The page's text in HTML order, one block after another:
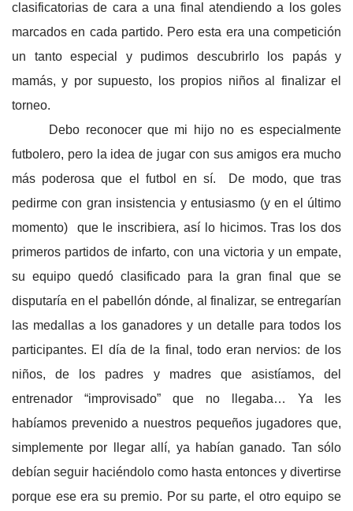
clasificatorias de cara a una final atendiendo a los goles
marcados en cada partido. Pero esta era una competición
un tanto especial y pudimos descubrirlo los papás y
mamás, y por supuesto, los propios niños al finalizar el
torneo.
Debo reconocer que mi hijo no es especialmente
futbolero, pero la idea de jugar con sus amigos era mucho
más poderosa que el futbol en sí. De modo, que tras
pedirme con gran insistencia y entusiasmo (y en el último
momento) que le inscribiera, así lo hicimos. Tras los dos
primeros partidos de infarto, con una victoria y un empate,
su equipo quedó clasificado para la gran final que se
disputaría en el pabellón dónde, al finalizar, se entregarían
las medallas a los ganadores y un detalle para todos los
participantes. El día de la final, todo eran nervios: de los
niños, de los padres y madres que asistíamos, del
entrenador “improvisado” que no llegaba… Ya les
habíamos prevenido a nuestros pequeños jugadores que,
simplemente por llegar allí, ya habían ganado. Tan sólo
debían seguir haciéndolo como hasta entonces y divertirse
porque ese era su premio. Por su parte, el otro equipo se